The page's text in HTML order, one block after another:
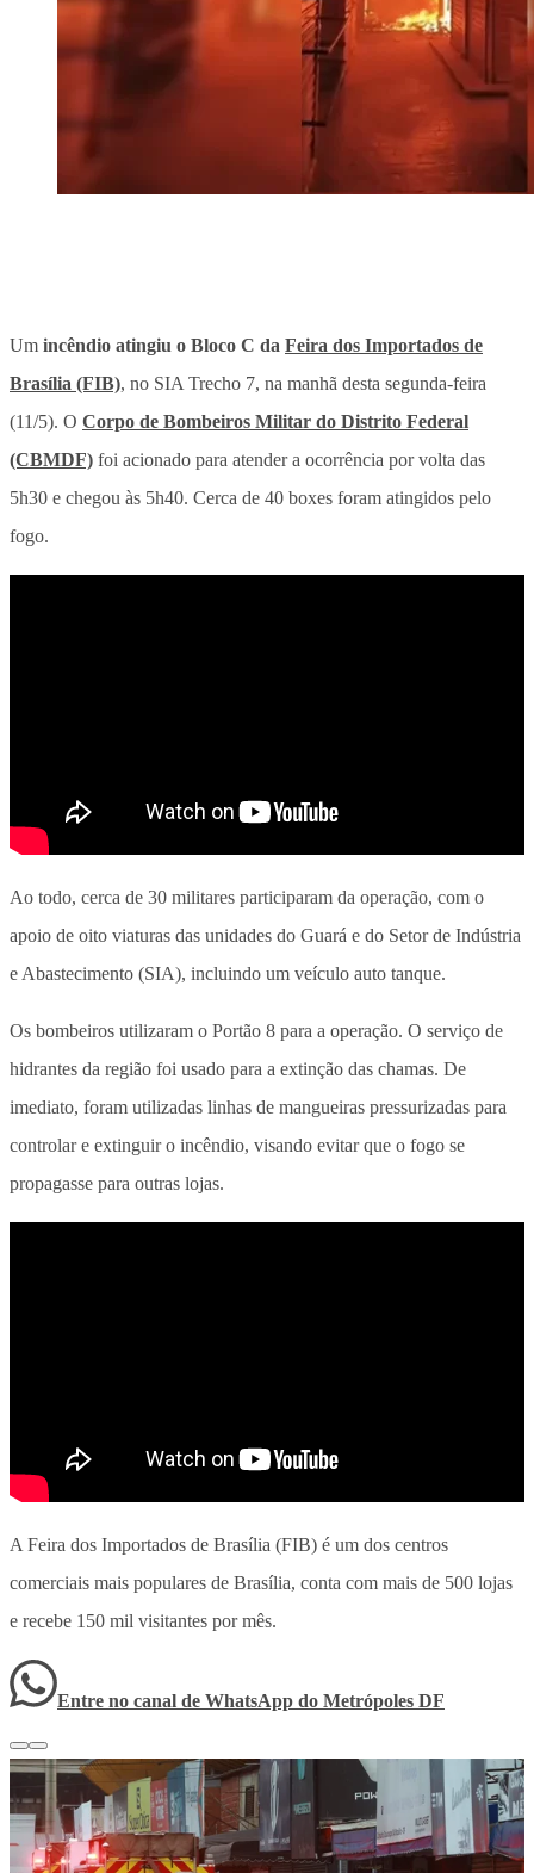
Um incêndio atingiu o Bloco C da Feira dos Importados de
Brasília (FIB), no SIA Trecho 7, na manhã desta segunda-feira
(11/5). O Corpo de Bombeiros Militar do Distrito Federal
(CBMDF) foi acionado para atender a ocorrência por volta das
5h30 e chegou às 5h40. Cerca de 40 boxes foram atingidos pelo
fogo.
Ao todo, cerca de 30 militares participaram da operação, com o
apoio de oito viaturas das unidades do Guará e do Setor de Indústria
e Abastecimento (SIA), incluindo um veículo auto tanque.
Os bombeiros utilizaram o Portão 8 para a operação. O serviço de
hidrantes da região foi usado para a extinção das chamas. De
imediato, foram utilizadas linhas de mangueiras pressurizadas para
controlar e extinguir o incêndio, visando evitar que o fogo se
propagasse para outras lojas.
A Feira dos Importados de Brasília (FIB) é um dos centros
comerciais mais populares de Brasília, conta com mais de 500 lojas
e recebe 150 mil visitantes por mês.
Entre no canal de WhatsApp do Metrópoles DF